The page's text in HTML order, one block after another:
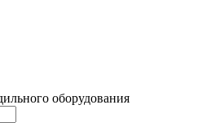
оборудования